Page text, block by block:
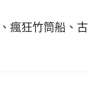
瘋狂竹筒船、